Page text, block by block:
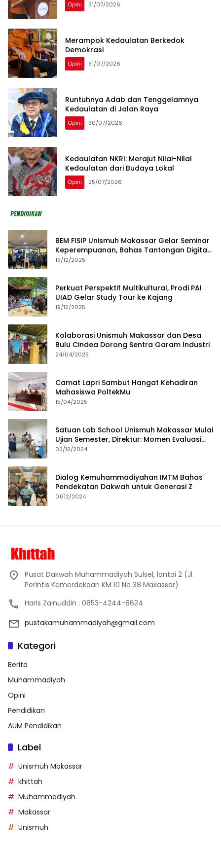
Opini 31/07/2026
Merampok Kedaulatan Berkedok
Demokrasi
Opini 31/07/2026
Runtuhnya Adab dan Tenggelamnya
Kedaulatan di Jalan Raya
Opini 30/07/2026
Kedaulatan NKRI: Merajut Nilai-Nilai
Kedaulatan dari Budaya Lokal
Opini 25/07/2026
BEM FISIP Unismuh Makassar Gelar Seminar
Keperempuanan, Bahas Tantangan Digital
dan Budaya Lokal
19/12/2025
Perkuat Perspektif Multikultural, Prodi PAI
UIAD Gelar Study Tour ke Kajang
19/12/2025
Kolaborasi Unismuh Makassar dan Desa
Bulu Cindea Dorong Sentra Garam Industri
24/04/2025
Camat Lapri Sambut Hangat Kehadiran
Mahasiswa PoltekMu
15/04/2025
Satuan Lab School Unismuh Makassar Mulai
Ujian Semester, Direktur: Momen Evaluasi
Proses Pembelajaran
03/12/2024
Dialog Kemuhammadiyahan IMTM Bahas
Pendekatan Dakwah untuk Generasi Z
01/12/2024
Pusat Dakwah Muhammadiyah Sulsel, lantai 2 (Jl.
Perintis Kemerdekaan KM 10 No 38 Makassar)
Haris Zainuddin : 0853-4244-8624
pustakamuhammadiyah@gmail.com
Kategori
Berita
Muhammadiyah
Opini
Pendidikan
AUM Pendidikan
Label
Unismuh Makassar
khittah
Muhammadiyah
Makassar
Unismuh